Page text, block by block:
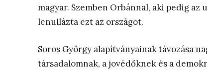
magyar. Szemben Orbánnal, aki pedig
lenullázta ezt az országot.
Soros György alapítványainak távozása
társadalomnak, a jovédőknek és a